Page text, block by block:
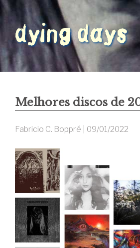
Melhores discos de
Fabricio C. Boppré | 09/01/2022